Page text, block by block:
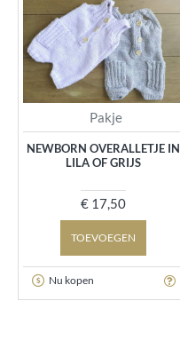
Pakje
NEWBORN OVERALLETJE IN
LILA OF GRIJS
€ 17,50
TOEVOEGEN
Nu kopen